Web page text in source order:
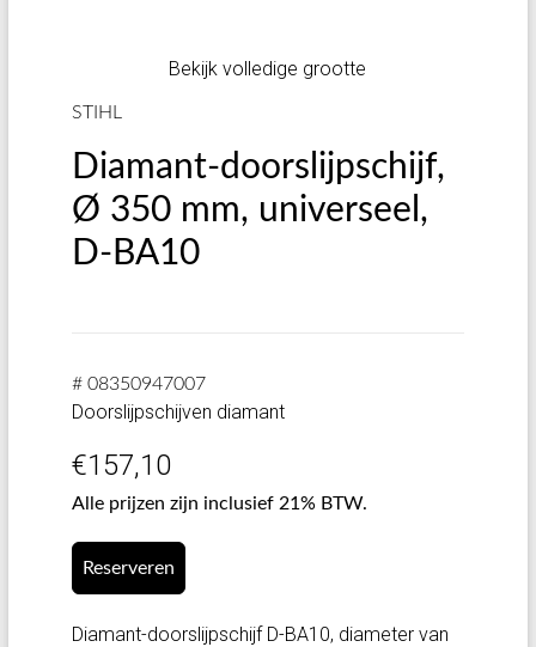
Bekijk volledige grootte
STIHL
Diamant-doorslijpschijf,
Ø 350 mm, universeel,
D-BA10
# 08350947007
Doorslijpschijven diamant
€157,10
Alle prijzen zijn inclusief 21% BTW.
Reserveren
Diamant-doorslijpschijf D-BA10, diameter van